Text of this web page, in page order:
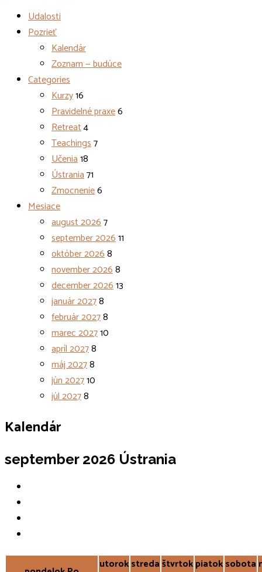
Udalosti
Pozrieť
Kalendár
Zoznam — budúce
Categories
Kurzy16
Pravidelné praxe6
Retreat4
Teachings7
Učenia18
Ústrania71
Zmocnenie6
Mesiace
august 20267
september 202611
október 20268
november 20268
december 202613
január 20278
február 20278
marec 202710
apríl 20278
máj 20278
jún 202710
júl 20278
Kalendár
september 2026 Ústrania
utorokstredaštvrtokpiatoksobota